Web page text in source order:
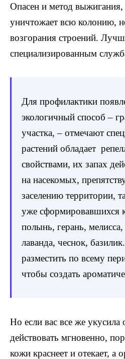
Опасен и метод выжигания,
уничтожает всю колонию,
возгорания строений.
специализированным
Для профилактики
экологичный способ –
участка, – отмечают
растений обладает
свойствами, их запах
на насекомых,
заселению территории,
уже сформировавшихся
полынь, герань,
лаванда, чеснок,
разместить по всему
чтобы создать
Но если вас все же укусила
действовать мгновенно,
кожи краснеет и отекает, а